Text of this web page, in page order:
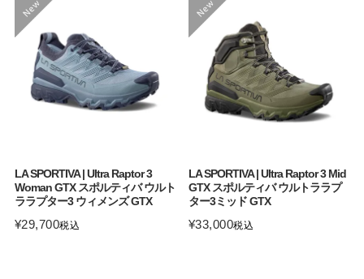
LA SPORTIVA | Ultra Raptor 3
Woman GTX スポルティバ ウルト
ララプター3 ウィメンズ GTX
¥29,700税込
LA SPORTIVA | Ultra Raptor 3 Mid
GTX スポルティバ ウルトララプ
ター3ミッド GTX
¥33,000税込